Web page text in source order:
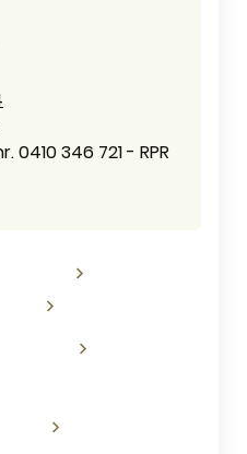
0410 346 721 - RPR